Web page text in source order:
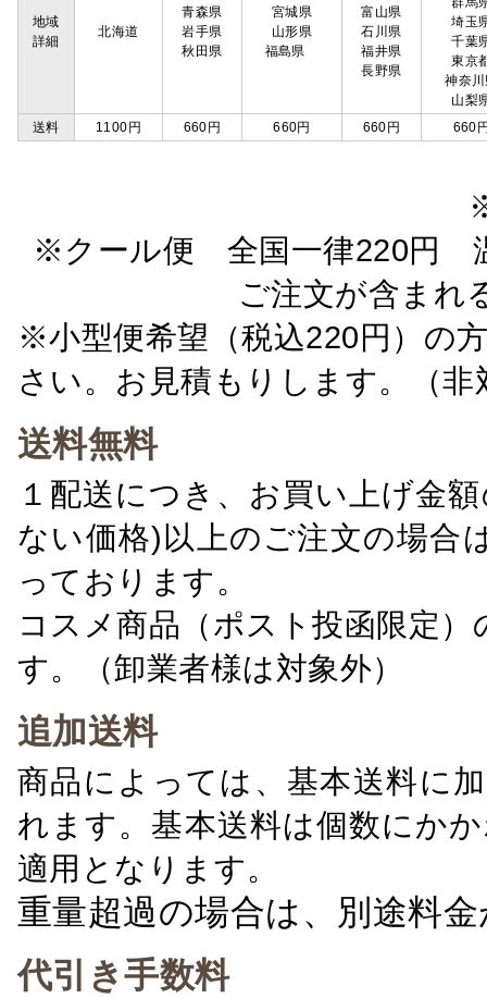
地域
詳細
北海道
青森県
岩手県
秋田県
宮城県
山形県
福島県
富山県
石川県
福井県
長野県
埼玉
千葉
東京
神奈
山梨
送料
1100円 660円 660円 660円 660
※クール便 全国一律220円
ご注文が含ま
※小型便希望（税込220円）の
さい。お見積もりします。（非
送料無料
１配送につき、お買い上げ金
ない価格)以上のご注文の場合
っております。
コスメ商品（ポスト投函限定
す。（卸業者様は対象外）
追加送料
商品によっては、基本送料に
れます。基本送料は個数にか
適用となります。
重量超過の場合は、別途料
代引き手数料